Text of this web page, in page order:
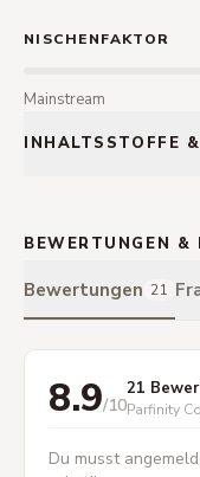
NISCHENFAKTOR
Mainstream
INHALTSSTOFFE
BEWERTUNGEN &
Bewertungen 21
8.9/10
21
Parfinity
Du musst